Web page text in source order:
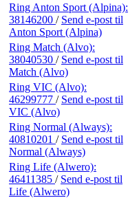
Ring Anton Sport (Alpina):
38146200 / Send e-post til
Anton Sport (Alpina)
Ring Match (Alvo):
38040530 / Send e-post til
Match (Alvo)
Ring VIC (Alvo):
46299777 / Send e-post til
VIC (Alvo)
Ring Normal (Always):
40810201 / Send e-post til
Normal (Always)
Ring Life (Alwero):
46411385 / Send e-post til
Life (Alwero)